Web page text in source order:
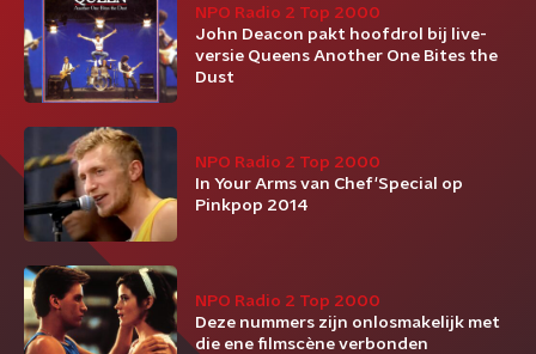
NPO Radio 2 Top 2000
John Deacon pakt hoofdrol bij live-
versie Queens Another One Bites the
Dust
NPO Radio 2 Top 2000
In Your Arms van Chef'Special op
Pinkpop 2014
NPO Radio 2 Top 2000
Deze nummers zijn onlosmakelijk met
die ene filmscène verbonden